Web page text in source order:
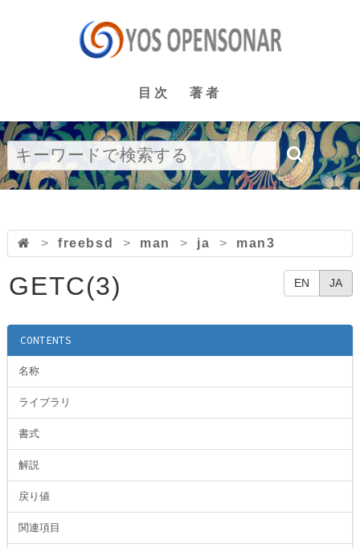
目次 著者
> freebsd > man > ja > man3
EN JA
GETC(3)
CONTENTS
名称
ライブラリ
書式
解説
戻り値
関連項目